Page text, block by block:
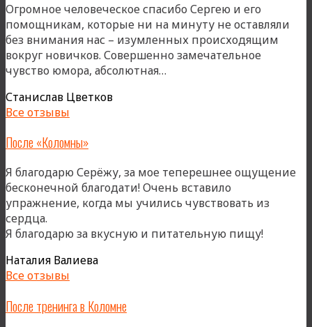
Огромное человеческое спасибо Сергею и его
помощникам, которые ни на минуту не оставляли
без внимания нас – изумленных происходящим
вокруг новичков. Совершенно замечательное
чувство юмора, абсолютная…
Станислав Цветков
Все отзывы
После «Коломны»
Я благодарю Серёжу, за мое теперешнее ощущение
бесконечной благодати! Очень вставило
упражнение, когда мы учились чувствовать из
сердца.
Я благодарю за вкусную и питательную пищу!«После
Наталия Валиева
Все отзывы
После тренинга в Коломне